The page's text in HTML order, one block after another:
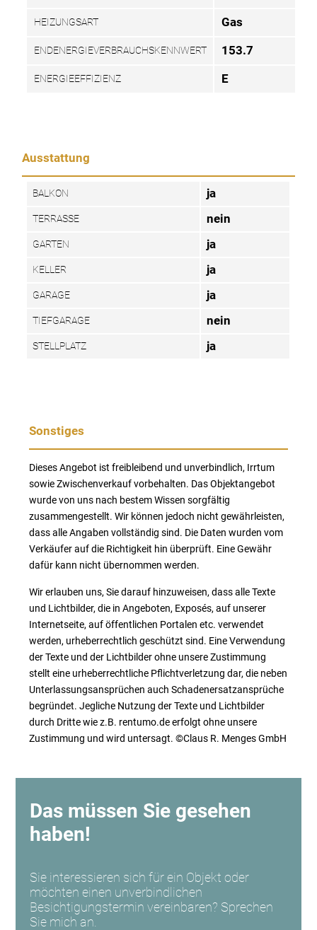
HEIZUNGSART Gas
ENDENERGIEVERBRAUCHSKENNWERT 153.7
ENERGIEEFFIZIENZ E
Ausstattung
BALKON ja
TERRASSE nein
GARTEN ja
KELLER ja
GARAGE ja
TIEFGARAGE nein
STELLPLATZ ja
Sonstiges
Dieses Angebot ist freibleibend und unverbindlich, Irrtum
sowie Zwischenverkauf vorbehalten. Das Objektangebot
wurde von uns nach bestem Wissen sorgfältig
zusammengestellt. Wir können jedoch nicht gewährleisten,
dass alle Angaben vollständig sind. Die Daten wurden vom
Verkäufer auf die Richtigkeit hin überprüft. Eine Gewähr
dafür kann nicht übernommen werden.
Wir erlauben uns, Sie darauf hinzuweisen, dass alle Texte
und Lichtbilder, die in Angeboten, Exposés, auf unserer
Internetseite, auf öffentlichen Portalen etc. verwendet
werden, urheberrechtlich geschützt sind. Eine Verwendung
der Texte und der Lichtbilder ohne unsere Zustimmung
stellt eine urheberrechtliche Pflichtverletzung dar, die neben
Unterlassungsansprüchen auch Schadenersatzansprüche
begründet. Jegliche Nutzung der Texte und Lichtbilder
durch Dritte wie z.B. rentumo.de erfolgt ohne unsere
Zustimmung und wird untersagt. ©Claus R. Menges GmbH
Das müssen Sie gesehen
haben!
Sie interessieren sich für ein Objekt oder
möchten einen unverbindlichen
Besichtigungstermin vereinbaren? Sprechen
Sie mich an.